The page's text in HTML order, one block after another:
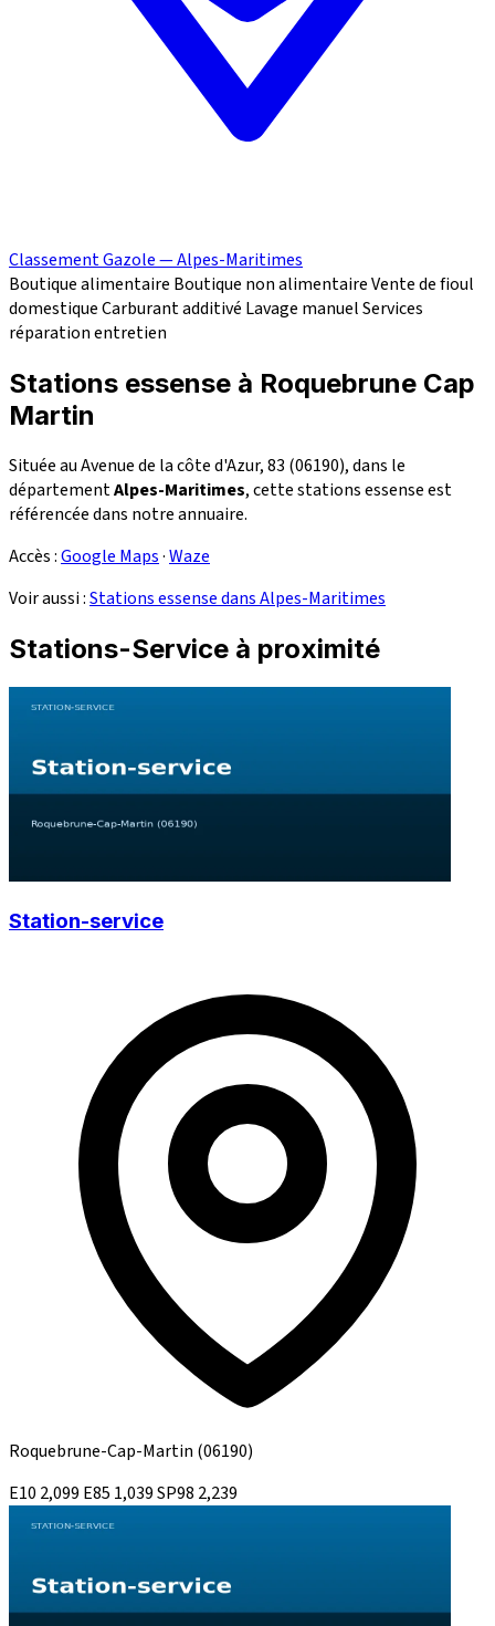
Classement Gazole — Alpes-Maritimes
Boutique alimentaire Boutique non alimentaireVente de fioul
domestiqueCarburant additivé Lavage manuelServices
réparationentretien
Stations essense à Roquebrune Cap
Martin
Située au Avenue de la côte d'Azur, 83 (06190), dans le
départementAlpes-Maritimes, cette stations essense est
référencée dans notre annuaire.
Accès :Google Maps·Waze
Voir aussi :Stations essense dans Alpes-Maritimes
Stations-Service à proximité
Station-service
Roquebrune-Cap-Martin (06190)
E10 2,099 E85 1,039SP98 2,239